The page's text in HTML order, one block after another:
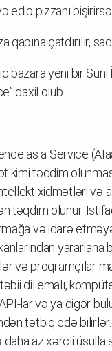
edib pizzanı
qapına çatdırılır,
bazara yeni bir
daxil olub.
as a Service
kimi təqdim
xidmətləri və
təqdim olunur.
və idarə
yararlana
və proqramçılar
dil emalı,
lar və ya digər
tətbiq edə
az xərcli üsulla